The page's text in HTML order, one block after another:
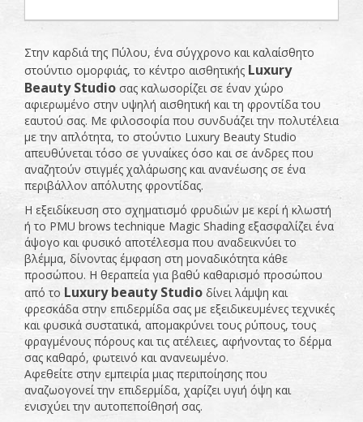
Στην καρδιά της Πύλου, ένα σύγχρονο και καλαίσθητο
στούντιο ομορφιάς, το κέντρο αισθητικής Luxury
Beauty Studio σας καλωσορίζει σε έναν χώρο
αφιερωμένο στην υψηλή αισθητική και τη φροντίδα του
εαυτού σας. Με φιλοσοφία που συνδυάζει την πολυτέλεια
με την απλότητα, το στούντιο Luxury Beauty Studio
απευθύνεται τόσο σε γυναίκες όσο και σε άνδρες που
αναζητούν στιγμές χαλάρωσης και ανανέωσης σε ένα
περιβάλλον απόλυτης φροντίδας.
Η εξειδίκευση στο σχηματισμό φρυδιών με κερί ή κλωστή
ή το PMU brows technique Magic Shading εξασφαλίζει ένα
άψογο και φυσικό αποτέλεσμα που αναδεικνύει το
βλέμμα, δίνοντας έμφαση στη μοναδικότητα κάθε
προσώπου. Η θεραπεία για βαθύ καθαρισμό προσώπου
από το Luxury beauty Studio δίνει λάμψη και
φρεσκάδα στην επιδερμίδα σας με εξειδικευμένες τεχνικές
και φυσικά συστατικά, απομακρύνει τους ρύπους, τους
φραγμένους πόρους και τις ατέλειες, αφήνοντας το δέρμα
σας καθαρό, φωτεινό και ανανεωμένο.
Αφεθείτε στην εμπειρία μιας περιποίησης που
αναζωογονεί την επιδερμίδα, χαρίζει υγιή όψη και
ενισχύει την αυτοπεποίθησή σας.